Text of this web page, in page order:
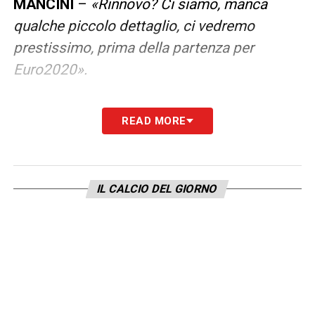
MANCINI – «Rinnovo? Ci siamo, manca
qualche piccolo dettaglio, ci vedremo
prestissimo, prima della partenza per
Euro2020».
READ MORE
IL CALCIO DEL GIORNO